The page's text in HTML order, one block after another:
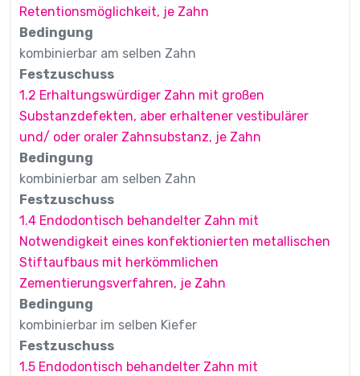
Retentionsmöglichkeit, je Zahn
Bedingung
kombinierbar am selben Zahn
Festzuschuss
1.2 Erhaltungswürdiger Zahn mit großen
Substanzdefekten, aber erhaltener vestibulärer
und/ oder oraler Zahnsubstanz, je Zahn
Bedingung
kombinierbar am selben Zahn
Festzuschuss
1.4 Endodontisch behandelter Zahn mit
Notwendigkeit eines konfektionierten metallischen
Stiftaufbaus mit herkömmlichen
Zementierungsverfahren, je Zahn
Bedingung
kombinierbar im selben Kiefer
Festzuschuss
1.5 Endodontisch behandelter Zahn mit